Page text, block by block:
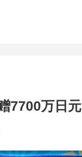
7700万日元